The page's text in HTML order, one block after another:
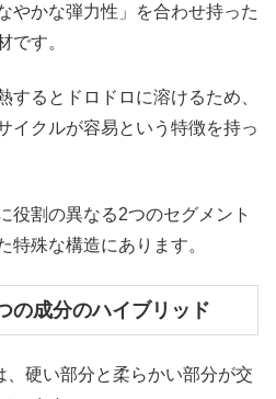
やかな弾力性」を合わせ持った
です。
るとドロドロに溶けるため、
イクルが容易という特徴を持っ
割の異なる2つのセグメント
特殊な構造にあります。
の成分のハイブリッド
硬い部分と柔らかい部分が交